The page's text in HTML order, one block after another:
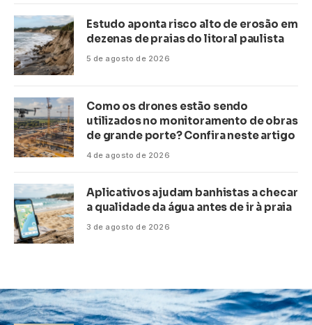
Estudo aponta risco alto de erosão em
dezenas de praias do litoral paulista
5 de agosto de 2026
Como os drones estão sendo
utilizados no monitoramento de obras
de grande porte? Confira neste artigo
4 de agosto de 2026
Aplicativos ajudam banhistas a checar
a qualidade da água antes de ir à praia
3 de agosto de 2026